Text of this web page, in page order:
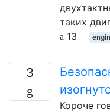
таких
13
3
Короче